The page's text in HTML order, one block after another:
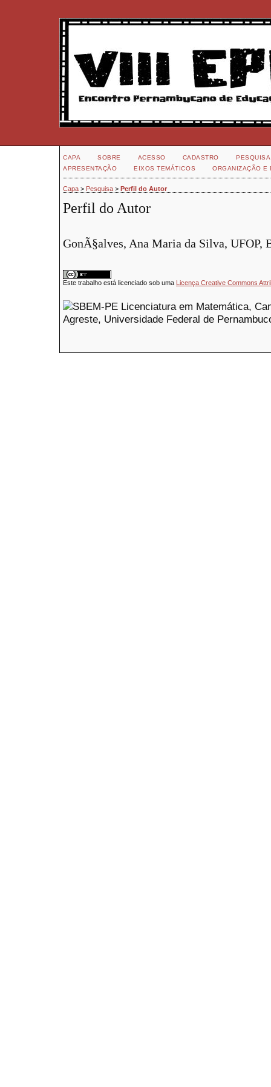
CAPA SOBRE ACESSO CADASTRO
PESQUISA
APRESENTAÇÃO
EIXOS TEMÁTICOS ORGANIZAÇÃO E
Capa > Pesquisa > Perfil do Autor
Perfil do Autor
GonÃ§alves, Ana Maria da Silva, UFOP,
Este trabalho está licenciado sob uma Licença Creative Commons